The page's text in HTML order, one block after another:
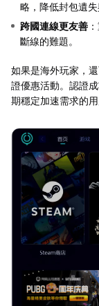
略，降低封包遺失
跨國連線更友善
斷線的難題。
如果是海外玩家，
證優惠活動。認證
期穩定加速需求的